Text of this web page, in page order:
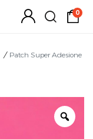
0
/ Patch Super Adesione